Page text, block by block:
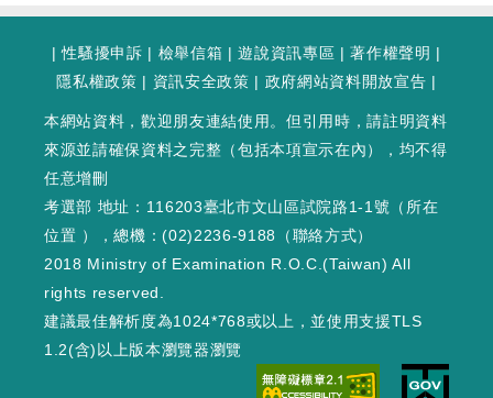
|性騷擾申訴 | 檢舉信箱 |遊說資訊專區 |著作權聲明 |
隱私權政策 | 資訊安全政策 | 政府網站資料開放宣告 |
本網站資料，歡迎朋友連結使用。但引用時，請註明資料
來源並請確保資料之完整（包括本項宣示在內），均不得
任意增刪
考選部 地址：116203臺北市文山區試院路1-1號（ 所在
位置 ），總機：(02)2236-9188（聯絡方式）
2018 Ministry of Examination R.O.C.(Taiwan) All
rights reserved.
建議最佳解析度為1024*768或以上，並使用支援TLS
1.2(含)以上版本瀏覽器瀏覽